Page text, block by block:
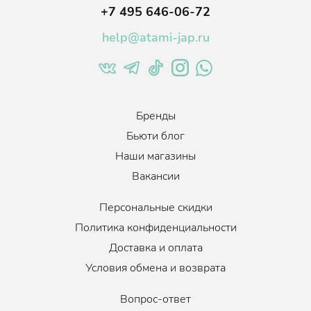
+7 495 646-06-72
help@atami-jap.ru
Бренды
Бьюти блог
Наши магазины
Вакансии
Персональные скидки
Политика конфиденциальности
Доставка и оплата
Условия обмена и возврата
Вопрос-ответ